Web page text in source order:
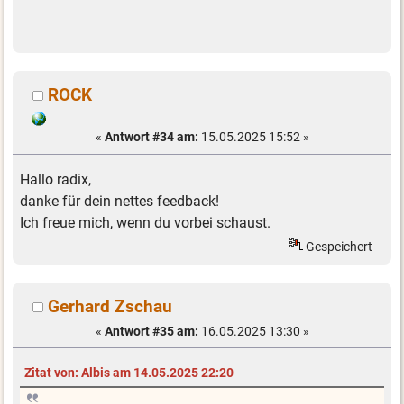
ROCK
« Antwort #34 am: 15.05.2025 15:52 »
Hallo radix,
danke für dein nettes feedback!
Ich freue mich, wenn du vorbei schaust.
Gespeichert
Gerhard Zschau
« Antwort #35 am: 16.05.2025 13:30 »
Zitat von: Albis am 14.05.2025 22:20